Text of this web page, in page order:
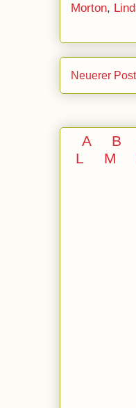
Morton,
Neuerer Post
A B
L
M